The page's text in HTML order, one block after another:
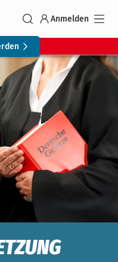
Anmelden